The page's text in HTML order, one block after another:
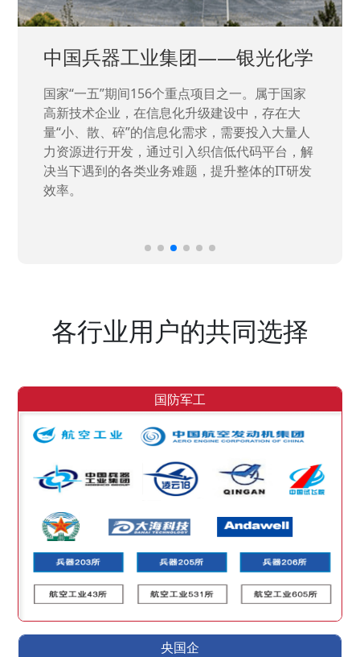
中国兵器工业集团——银光化学
国家“一五”期间156个重点项目之一。属于国家
高新技术企业，在信息化升级建设中，存在大
量“小、散、碎”的信息化需求，需要投入大量人
力资源进行开发，通过引入织信低代码平台，解
决当下遇到的各类业务难题，提升整体的IT研发
效率。
各行业用户的共同选择
国防军工
央国企